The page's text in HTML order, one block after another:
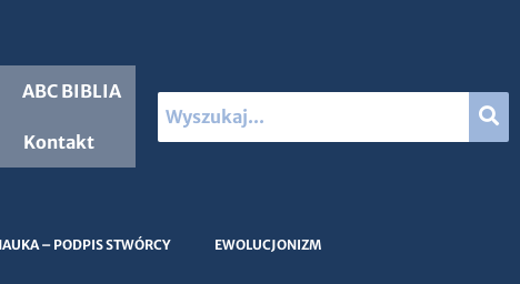
ABC BIBLIA
Kontakt
– PODPIS STWÓRCY EWOLUCJONIZM